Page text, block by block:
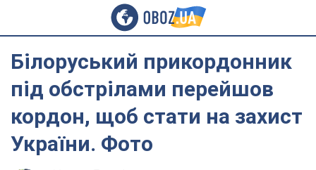
Білоруський прикордонник
під обстрілами перейшов
кордон, щоб стати на захист
України. Фото